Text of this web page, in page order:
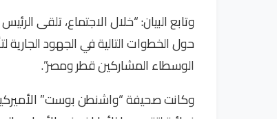
وتابع البيان: “خلال الاجتماع، تلقى
حول الخطوات التالية في الجهود
الوسطاء المشاركين قطر ومصر”.
وكانت صحيفة “واشنطن بوست”